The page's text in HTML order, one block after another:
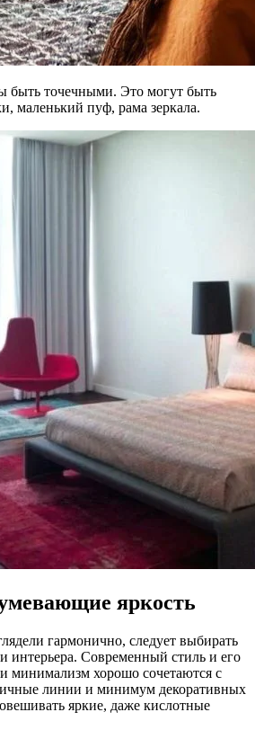
быть точечными. Это могут быть
маленький пуф, рама зеркала.
яркость
гармонично, следует выбирать
интерьера. Современный стиль и его
минимализм хорошо сочетаются с
линии и минимум декоративных
яркие, даже кислотные